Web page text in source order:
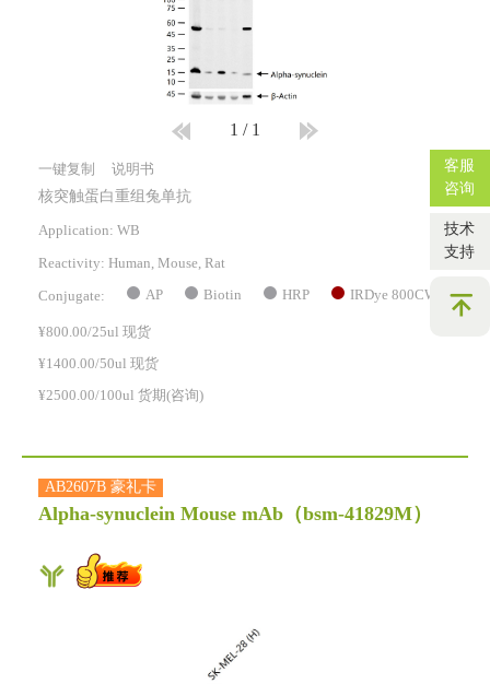
1 / 1
一键复制 说明书
核突触蛋白重组兔单抗
Application: WB
Reactivity: Human, Mouse, Rat
Conjugate: AP Biotin HRP IRDye 800CW
¥800.00/25ul 现货
¥1400.00/50ul 现货
¥2500.00/100ul 货期(咨询)
AB2607B 豪礼卡
Alpha-synuclein Mouse mAb （bsm-41829M）
客服
咨询
技术
支持